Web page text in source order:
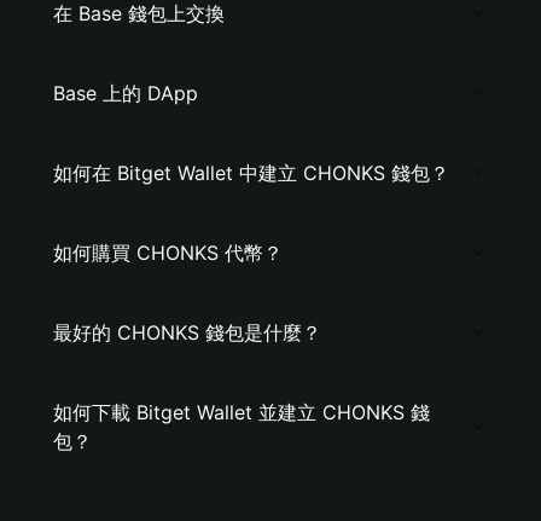
在 Base 錢包上交換
Base 上的 DApp
如何在 Bitget Wallet 中建立 CHONKS 錢包？
如何購買 CHONKS 代幣？
最好的 CHONKS 錢包是什麼？
如何下載 Bitget Wallet 並建立 CHONKS 錢
包？